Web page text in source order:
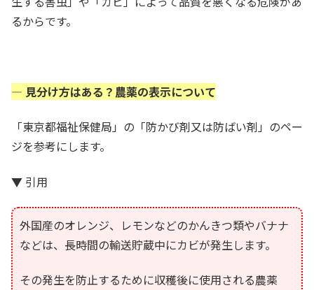
るからです。
— 見分け方はある？農薬の表示について
「東京都福祉保健局」の「防かび剤又は防ばい剤」のペー
ジを参考にします。
▼ 引用
外国産のオレンジ、レモンなどのかんきつ類やバナナ
などは、長時間の輸送貯蔵中にカビが発生します。
その発生を防止するために収穫後に使用される農薬